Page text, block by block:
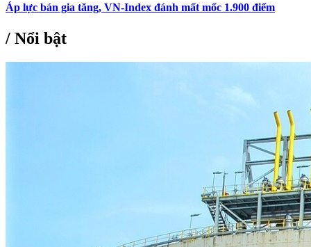
Áp lực bán gia tăng, VN-Index đánh mất mốc 1.900 điểm
/ Nổi bật